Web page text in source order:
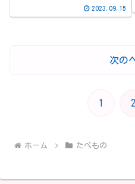
2023.09.15
次の
1 2
ホーム たべもの